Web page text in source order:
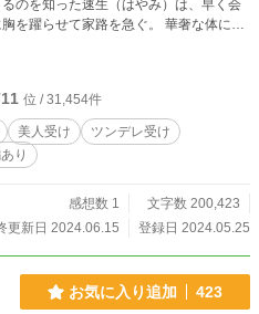
のを知った速生（はやみ）は、早く会
を躍らせて家路を急ぐ。 華奢な体に色
うな顔つきの夕人の姿に一瞬驚くが、
るで、太陽みたいな。
も、赤でも青でもなくて。きっ
受け】 BLです。 基本受けが
ルには▽マークが入りますのでご注意下
novel/868483896/968886
位 / 31,454件
美人受け
ツンデレ受け
り
感想数 1
文字数 200,423
更新日 2024.06.15
登録日 2024.05.25
お気に入り追加 423